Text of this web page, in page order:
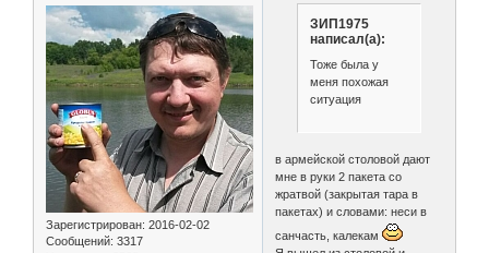
Зарегистрирован: 2016-02-02
Сообщений: 3317
ЗИП1975
написал(а):
Тоже была у
меня похожая
ситуация
в армейской столовой дают
мне в руки 2 пакета со
жратвой (закрытая тара в
пакетах) и словами: неси в
санчасть, калекам